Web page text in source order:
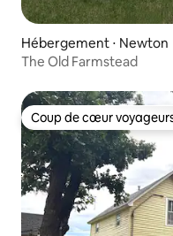
Hébergement ⋅ Newton
The Old Farmstead
Coup de cœur
Coup de cœur